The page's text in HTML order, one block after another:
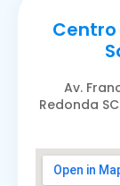
Av.
Redonda